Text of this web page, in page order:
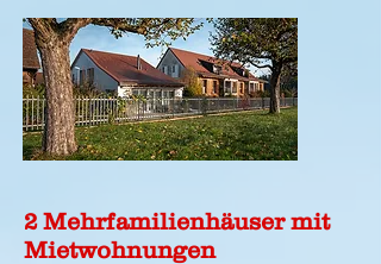
2 Mehrfamilienhäuser mit
Mietwohnungen